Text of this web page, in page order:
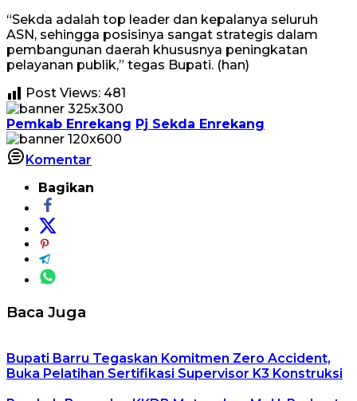
“Sekda adalah top leader dan kepalanya seluruh
ASN, sehingga posisinya sangat strategis dalam
pembangunan daerah khususnya peningkatan
pelayanan publik,” tegas Bupati. (han)
Post Views: 481
Pemkab Enrekang Pj Sekda Enrekang
Komentar
Bagikan
Baca Juga
Bupati Barru Tegaskan Komitmen Zero Accident,
Buka Pelatihan Sertifikasi Supervisor K3 Konstruksi